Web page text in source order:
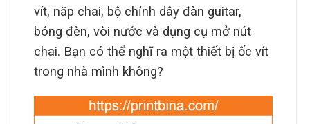
vít, nắp chai, bộ chỉnh dây đàn guitar,
bóng đèn, vòi nước và dụng cụ mở nút
chai. Bạn có thể nghĩ ra một thiết bị ốc vít
trong nhà mình không?